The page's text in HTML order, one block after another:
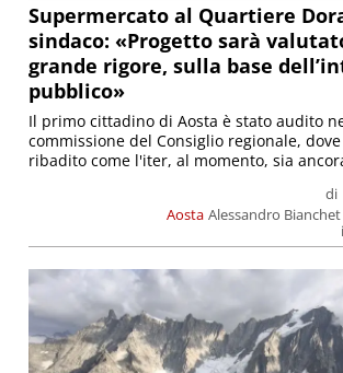
Supermercato al Quartiere
sindaco: «Progetto sarà
grande rigore, sulla base
pubblico»
Aosta
di
Alessandro Bianchet
Il primo cittadino di Aosta è stato audito
commissione del Consiglio regionale,
ribadito come l'iter, al momento, sia